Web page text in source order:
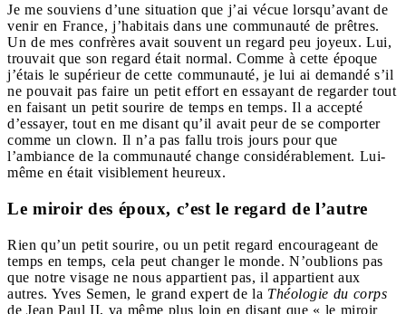
Je me souviens d’une situation que j’ai vécue lorsqu’avant de
venir en France, j’habitais dans une communauté de prêtres.
Un de mes confrères avait souvent un regard peu joyeux. Lui,
trouvait que son regard était normal. Comme à cette époque
j’étais le supérieur de cette communauté, je lui ai demandé s’il
ne pouvait pas faire un petit effort en essayant de regarder tout
en faisant un petit sourire de temps en temps. Il a accepté
d’essayer, tout en me disant qu’il avait peur de se comporter
comme un clown. Il n’a pas fallu trois jours pour que
l’ambiance de la communauté change considérablement. Lui-
même en était visiblement heureux.
Le miroir des époux, c’est le regard de l’autre
Rien qu’un petit sourire, ou un petit regard encourageant de
temps en temps, cela peut changer le monde. N’oublions pas
que notre visage ne nous appartient pas, il appartient aux
autres. Yves Semen, le grand expert de la Théologie du corps
de Jean Paul II, va même plus loin en disant que « le miroir